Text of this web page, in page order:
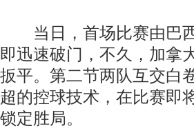
当日，首场比赛由巴西
即迅速破门，不久，加拿
扳平。第二节两队互交白
超的控球技术，在比赛即
锁定胜局。